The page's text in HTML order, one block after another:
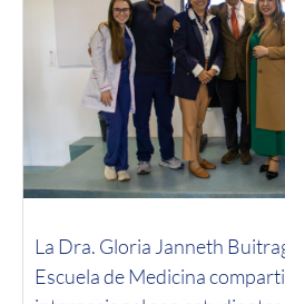
La Dra. Gloria Janneth
Escuela de Medicina